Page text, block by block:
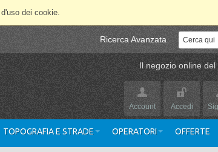
dei cookie.
Ricerca Avanzata
Il negozio online
Account Accedi
TOPOGRAFIA E STRADE OPERATORI OFFERTE